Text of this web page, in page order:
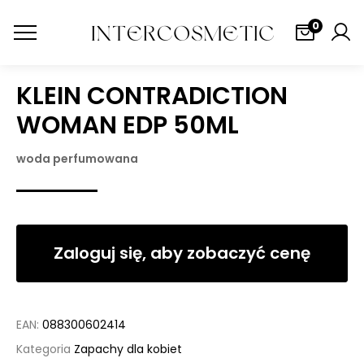
0
KLEIN CONTRADICTION
WOMAN EDP 50ML
woda perfumowana
Zaloguj się, aby zobaczyć cenę
EAN: 088300602414
Kategoria Zapachy dla kobiet